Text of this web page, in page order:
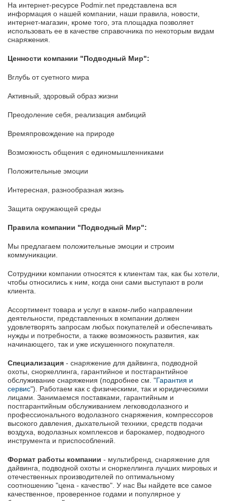
На интернет-ресурсе Podmir.net представлена вся
информация о нашей компании, наши правила, новости,
интернет-магазин, кроме того, эта площадка позволяет
использовать ее в качестве справочника по некоторым видам
снаряжения.
Ценности компании "Подводный Мир":
Вглубь от суетного мира
Активный, здоровый образ жизни
Преодоление себя, реализация амбиций
Времяпровождение на природе
Возможность общения с единомышленниками
Положительные эмоции
Интересная, разнообразная жизнь
Защита окружающей среды
Правила компании "Подводный Мир":
Мы предлагаем положительные эмоции и строим
коммуникации.
Сотрудники компании относятся к клиентам так, как бы хотели,
чтобы относились к ним, когда они сами выступают в роли
клиента.
Ассортимент товара и услуг в каком-либо направлении
деятельности, представленных в компании должен
удовлетворять запросам любых покупателей и обеспечивать
нужды и потребности, а также возможность развития, как
начинающего, так и уже искушенного покупателя.
Специализация - снаряжение для дайвинга, подводной
охоты, сноркеллинга, гарантийное и постгарантийное
обслуживание снаряжения (подробнее см. "Гарантия и
сервис"). Работаем как с физическими, так и юридическими
лицами. Занимаемся поставками, гарантийным и
постгарантийным обслуживанием легководолазного и
профессионального водолазного снаряжения, компрессоров
высокого давления, дыхательной техники, средств подачи
воздуха, водолазных комплексов и барокамер, подводного
инструмента и приспособлений.
Формат работы компании - мультибренд, снаряжение для
дайвинга, подводной охоты и сноркеллинга лучших мировых и
отечественных производителей по оптимальному
соотношению "цена - качество". У нас Вы найдете все самое
качественное, проверенное годами и популярное у